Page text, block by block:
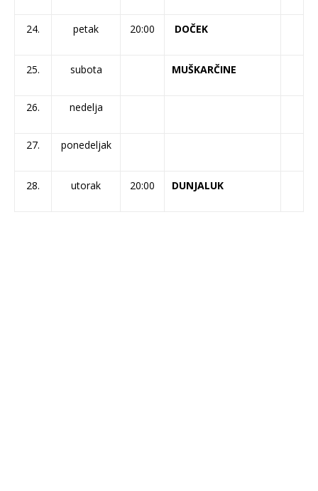
24. petak 20:00 DOČEK
25. subota MUŠKARČINE
26. nedelja
27. ponedeljak
28. utorak 20:00 DUNJALUK